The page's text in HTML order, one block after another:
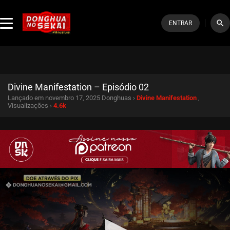
ENTRAR search
Divine Manifestation – Episódio 02
Lançado em novembro 17, 2025 Donghuas › Divine Manifestation
Visualizações › 4.6k